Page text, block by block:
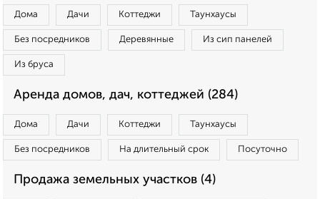
Дома Дачи Коттеджи Таунхаусы
Без посредников Деревянные Из сип панелей
Из бруса
Аренда домов, дач, коттеджей (284)
Дома Дачи Коттеджи Таунхаусы
Без посредников На длительный срок Посуточно
Продажа земельных участков (4)